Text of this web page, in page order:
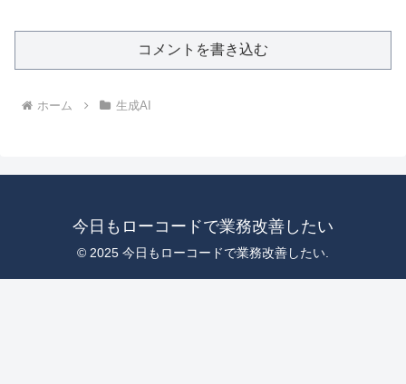
コメントを書き込む
ホーム 生成AI
今日もローコードで業務改善したい
© 2025 今日もローコードで業務改善したい.